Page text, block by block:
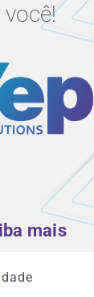
mais